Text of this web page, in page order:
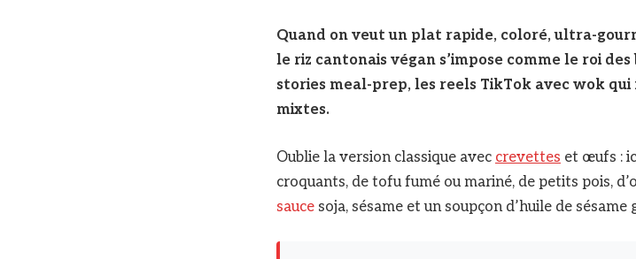
Quand on veut un plat rapide, coloré, ultra-
le riz cantonais végan s’impose comme le roi
stories meal-prep, les reels TikTok avec wok
mixtes.
Oublie la version classique avec crevettes et œufs :
croquants, de tofu fumé ou mariné, de petits pois,
sauce soja, sésame et un soupçon d’huile de sésame